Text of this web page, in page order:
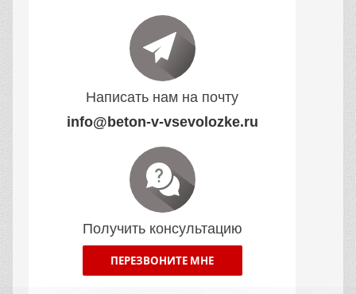
Написать нам на почту
info@beton-v-vsevolozke.ru
Получить консультацию
ПЕРЕЗВОНИТЕ МНЕ